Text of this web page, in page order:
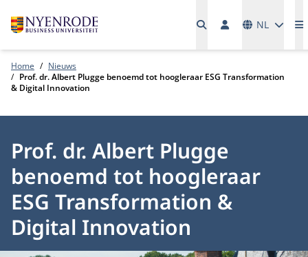
NL
Home
Nieuws
Prof. dr. Albert Plugge benoemd tot hoogleraar ESG Transformation
& Digital Innovation
Prof. dr. Albert Plugge
benoemd tot hoogleraar
ESG Transformation &
Digital Innovation